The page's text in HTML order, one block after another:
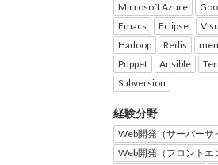
Microsoft Azure
Emacs
Eclipse
Hadoop
Redis
Puppet
Ansible
Subversion
経験分野
Web開発（サーバーサ
Web開発（フロントエ